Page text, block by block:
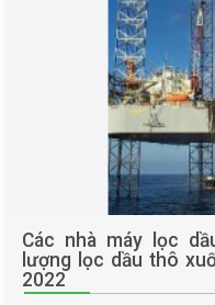
Các nhà máy lọc
lượng lọc dầu thô
2022